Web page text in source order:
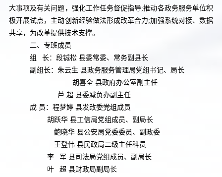
大事项及有关问题，强化工作任务督促指导;推动各政务服务单位积
极开展试点，主动创新经验做法形成改革合力;加强系统对接、数据
共享，为改革提供技术支撑。
二、专班成员
组 长：段铖松 县委常委、常务副县长
副组长：朱云生 县政务服务管理局党组书记、局长
胡喜全 县政府办公室副主任
芦 超 县委减负办副主任
成 员：程梦婷 县发改委党组成员
胡跃华 县工信局党组成员、副局长
鲍晓华 县公安局党委委员、副政委
王登伟 县民政局二级主任科员
李 军 县司法局党组成员、副局长
叶 超 县财政局副局长